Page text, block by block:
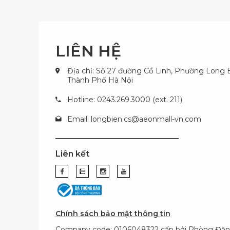
LIÊN HỆ
Địa chỉ: Số 27 đường Cổ Linh, Phường Long
Thành Phố Hà Nội
Hotline: 0243.269.3000 (ext. 211)
Email: longbien.cs@aeonmall-vn.com
Liên kết
Chính sách bảo mật thông tin